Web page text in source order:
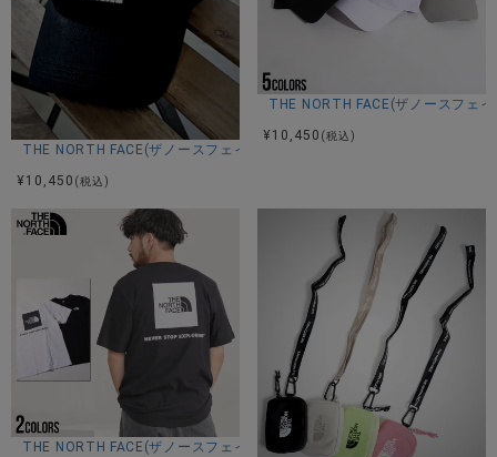
THE NORTH FACE(ザノースフェイス)COTTON BALL CAP/全4色
¥ 10,450 (税込)
THE NORTH FACE(ザノースフェ
¥ 10,450 (税込)
THE NORTH FACE(ザノースフェイス)COTTON NSE BOX LOGO S/S R/